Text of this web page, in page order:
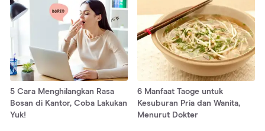
5 Cara Menghilangkan Rasa
Bosan di Kantor, Coba Lakukan
Yuk!
6 Manfaat Taoge untuk
Kesuburan Pria dan Wanita,
Menurut Dokter